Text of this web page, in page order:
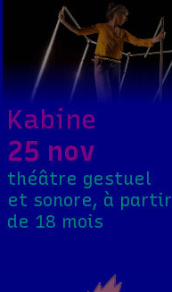
Kabine
25 nov
théâtre gestuel
et sonore, à partir
de 18 mois